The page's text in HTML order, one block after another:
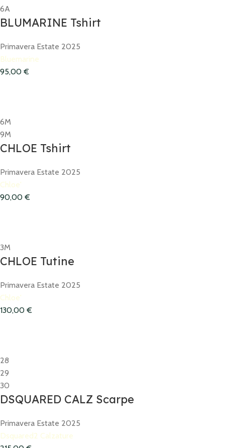
6A
BLUMARINE Tshirt
Primavera Estate 2025
Bluemarine
95,00 €
6M
9M
CHLOE Tshirt
Primavera Estate 2025
Chloe'
90,00 €
3M
CHLOE Tutine
Primavera Estate 2025
Chloe'
130,00 €
28
29
30
DSQUARED CALZ Scarpe
Primavera Estate 2025
Dsquared2 Calzature